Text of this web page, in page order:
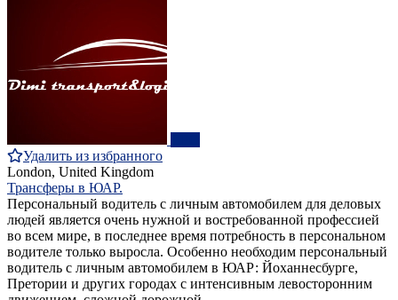
Удалить из избранного
London, United Kingdom
Трансферы в ЮАР.
Персональный водитель с личным автомобилем для деловых
людей является очень нужной и востребованной профессией
во всем мире, в последнее время потребность в персональном
водителе только выросла. Особенно необходим персональный
водитель с личным автомобилем в ЮАР: Йоханнесбурге,
Претории и других городах с интенсивным левосторонним